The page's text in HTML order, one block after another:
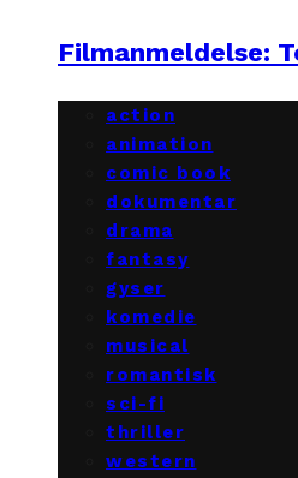
Filmanmeldelse:
action
animation
comic book
dokumentar
drama
fantasy
gyser
komedie
musical
romantisk
sci-fi
thriller
western